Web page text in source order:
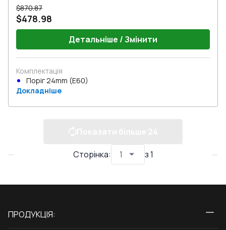
$870.87
$478.98
Детальніше / Змінити
Комплектація
Поріг 24mm (E60)
Докладніше
Сторінка: з1
ПРОДУКЦІЯ: